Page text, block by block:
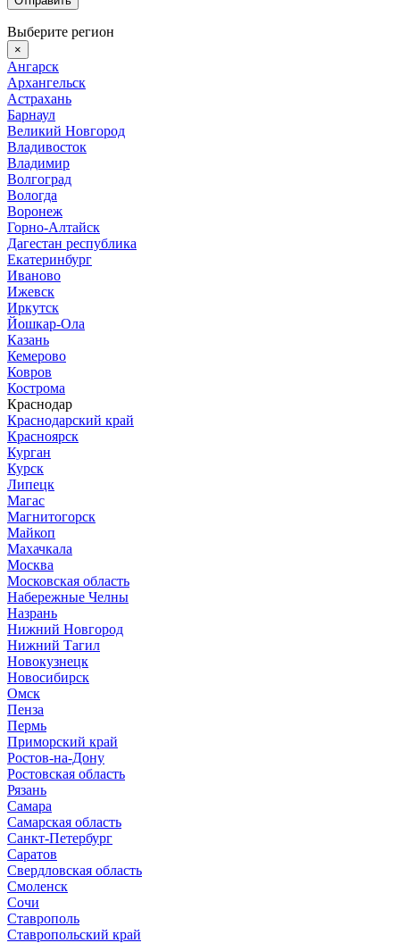
Выберите регион
×
Ангарск
Архангельск
Астрахань
Барнаул
Великий Новгород
Владивосток
Владимир
Волгоград
Вологда
Воронеж
Горно-Алтайск
Дагестан республика
Екатеринбург
Иваново
Ижевск
Иркутск
Йошкар-Ола
Казань
Кемерово
Ковров
Кострома
Краснодар
Краснодарский край
Красноярск
Курган
Курск
Липецк
Магас
Магнитогорск
Майкоп
Махачкала
Москва
Московская область
Набережные Челны
Назрань
Нижний Новгород
Нижний Тагил
Новокузнецк
Новосибирск
Омск
Пенза
Пермь
Приморский край
Ростов-на-Дону
Ростовская область
Рязань
Самара
Самарская область
Санкт-Петербург
Саратов
Свердловская область
Смоленск
Сочи
Ставрополь
Ставропольский край